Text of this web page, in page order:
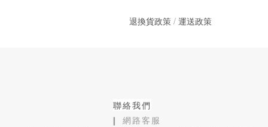
退換貨政策/ 運送政策
聯絡我們
❙ 網路客服